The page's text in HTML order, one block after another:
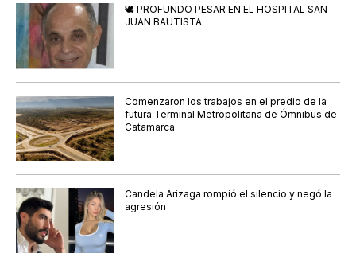
🕊️ PROFUNDO PESAR EN EL HOSPITAL SAN
JUAN BAUTISTA
Comenzaron los trabajos en el predio de la
futura Terminal Metropolitana de Ómnibus de
Catamarca
Candela Arizaga rompió el silencio y negó la
agresión